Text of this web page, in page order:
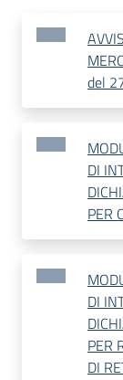
del
DI
PER
DI
PER
DI